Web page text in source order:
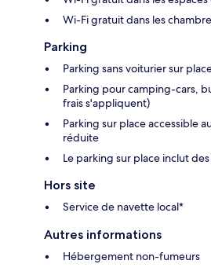
Wi-Fi gratuit dans les
Parking
Parking sans voiturier sur
Parking pour camping-cars,
frais s'appliquent)
Parking sur place accessible
réduite
Le parking sur place inclut
Hors site
Service de navette local*
Autres informations
Hébergement non-fumeurs